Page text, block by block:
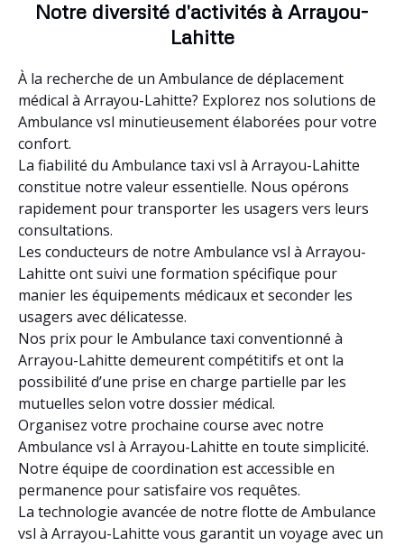
Notre diversité d'activités à Arrayou-
Lahitte
À la recherche de un Ambulance de déplacement
médical à Arrayou-Lahitte? Explorez nos solutions de
Ambulance vsl minutieusement élaborées pour votre
confort.
La fiabilité du Ambulance taxi vsl à Arrayou-Lahitte
constitue notre valeur essentielle. Nous opérons
rapidement pour transporter les usagers vers leurs
consultations.
Les conducteurs de notre Ambulance vsl à Arrayou-
Lahitte ont suivi une formation spécifique pour
manier les équipements médicaux et seconder les
usagers avec délicatesse.
Nos prix pour le Ambulance taxi conventionné à
Arrayou-Lahitte demeurent compétitifs et ont la
possibilité d’une prise en charge partielle par les
mutuelles selon votre dossier médical.
Organisez votre prochaine course avec notre
Ambulance vsl à Arrayou-Lahitte en toute simplicité.
Notre équipe de coordination est accessible en
permanence pour satisfaire vos requêtes.
La technologie avancée de notre flotte de Ambulance
vsl à Arrayou-Lahitte vous garantit un voyage avec un